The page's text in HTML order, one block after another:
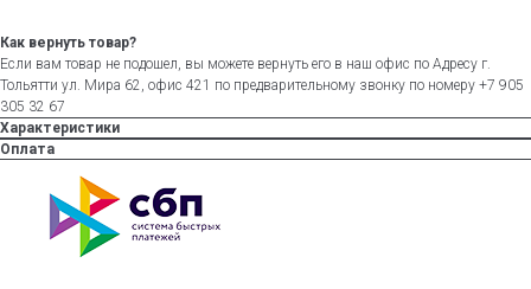
Как вернуть товар?
Если вам товар не подошел, вы можете вернуть его в наш офис по Адресу г.
Тольятти ул. Мира 62, офис 421 по предварительному звонку по номеру +7 905
305 32 67
Характеристики
Оплата